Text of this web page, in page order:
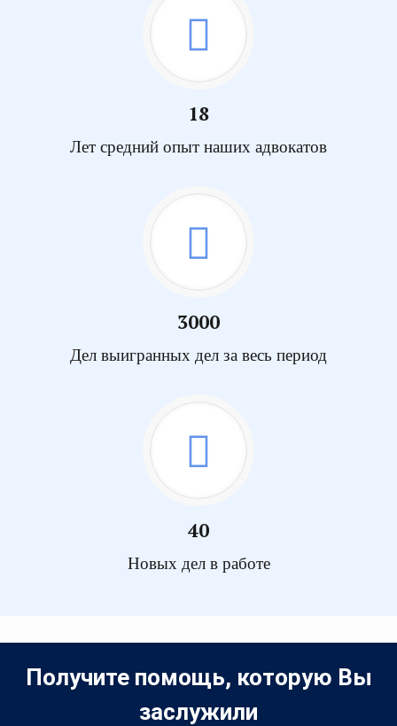
18
Лет средний опыт наших адвокатов
3000
Дел выигранных дел за весь период
40
Новых дел в работе
Получите помощь, которую Вы
заслужили